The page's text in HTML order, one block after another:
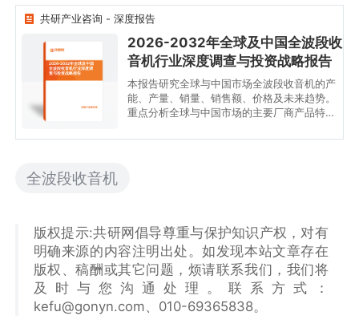
共研产业咨询 - 深度报告
2026-2032年全球及中国
全波段收音机行业深度调
查与投资战略报告
2026-2032年全球及中国全波段收
音机行业深度调查与投资战略报告
本报告研究全球与中国市场全波段收音机的产
能、产量、销量、销售额、价格及未来趋势。
重点分析全球与中国市场的主要厂商产品特
和中国市场主要生产商的市场份额。历史数据
全波段收音机
版权提示:共研网倡导尊重与保护知识产权，对有
明确来源的内容注明出处。如发现本站文章存在
版权、稿酬或其它问题，烦请联系我们，我们将
及时与您沟通处理。联系方式：
kefu@gonyn.com、010-69365838。